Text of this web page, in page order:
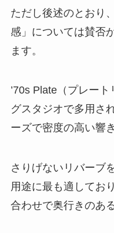
ただし後述のとおり
感」については賛否
ます。
’70s Plate（プレー
グスタジオで多用さ
ーズで密度の高い響
さりげないリバーブ
用途に最も適してお
合わせで奥行きのあ